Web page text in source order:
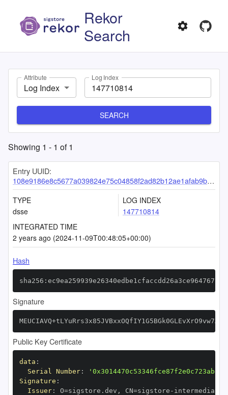
Rekor
Search
Attribute
Log Index
Log Index
SEARCH
Showing 1 - 1 of1
Entry UUID:
108e9186e8c5677a039824e75c04858f2ad82b12ae1afab9b18709e3f34b408ea3c56838b1c62454
TYPE
dsse
LOG INDEX
147710814
INTEGRATED TIME
2 years ago (2024-11-09T00:48:05+00:00)
Hash
Signature
Public Key Certificate
data :
Serial Number:
Signature :
Issuer: O=sigstore.dev , CN=sigstore -